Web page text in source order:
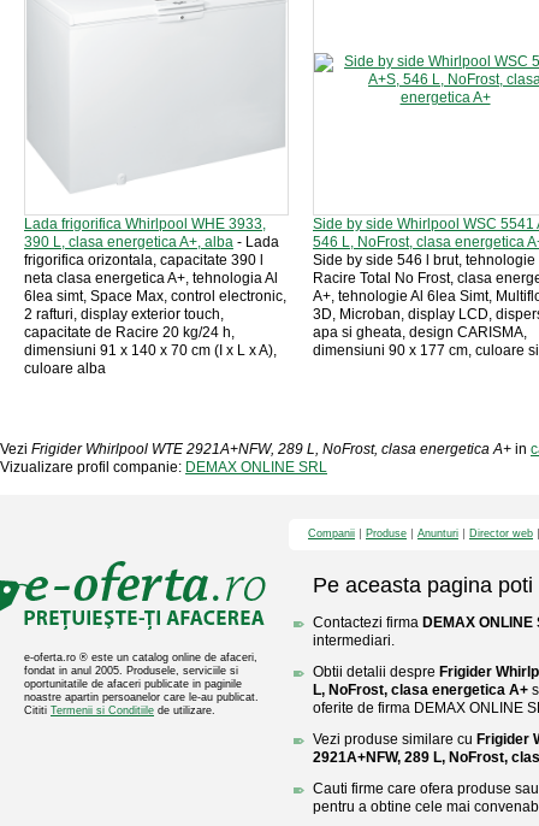
Lada frigorifica Whirlpool WHE 3933,
390 L, clasa energetica A+, alba - Lada
frigorifica orizontala, capacitate 390 l
neta clasa energetica A+, tehnologia Al
6lea simt, Space Max, control electronic,
2 rafturi, display exterior touch,
capacitate de Racire 20 kg/24 h,
dimensiuni 91 x 140 x 70 cm (I x L x A),
culoare alba
Side by side Whirlpool WSC 5541
546 L, NoFrost, clasa energetica
Side by side 546 l brut, tehnologie
Racire Total No Frost, clasa
A+, tehnologie Al 6lea Simt,
3D, Microban, display LCD,
apa si gheata, design CARISMA,
dimensiuni 90 x 177 cm, culoare
Vezi Frigider Whirlpool WTE 2921A+NFW, 289 L, NoFrost, clasa energetica A+ in
Vizualizare profil companie: DEMAX ONLINE SRL
e-oferta.ro ® este un catalog online de afaceri,
fondat in anul 2005. Produsele, serviciile si
oportunitatile de afaceri publicate in paginile
noastre apartin persoanelor care le-au publicat.
Cititi Termenii si Conditiile de utilizare.
Companii Produse Anunturi Director web
Pe aceasta pagina poti
Contactezi firma DEMAX ONLINE
intermediari.
Obtii detalii despre Frigider
L, NoFrost, clasa energetica A+
oferite de firma DEMAX ONLINE
Vezi produse similare cu Frigider
2921A+NFW, 289 L, NoFrost,
Cauti firme care ofera produse
pentru a obtine cele mai